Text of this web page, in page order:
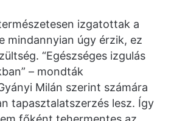
izgatottak a
mindannyian úgy érzik, ez
“Egészséges izgulás
– mondták
Milán szerint számára
tapasztalatszerzés lesz. Így